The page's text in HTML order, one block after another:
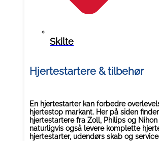
Skilte
Hjertestartere & tilbehør
En hjertestarter kan forbedre
hjertestop markant. Her på siden
hjertestartere fra Zoll, Philips og Nihon
naturligvis også levere komplette
hjertestarter, udendørs skab og